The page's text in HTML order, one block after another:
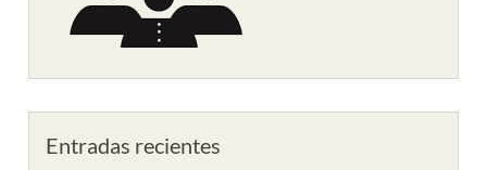
Entradas recientes